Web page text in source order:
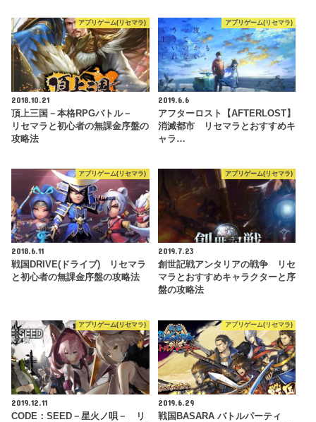
アプリゲーム(リセマラ)
2018.10.21
頂上三国－本格RPGバトル－
リセマラと初心者の無課金序盤の
攻略法
アプリゲーム(リセマラ)
2019.6.6
アフターロスト【AFTERLOST】
消滅都市 リセマラとおすすめキ
ャラ…
アプリゲーム(リセマラ)
2018.6.11
戦国DRIVE(ドライブ) リセマラ
と初心者の無課金序盤の攻略法
アプリゲーム(リセマラ)
2019.7.23
創世記戦アンタリアの戦争 リセ
マラとおすすめキャラクターと序
盤の攻略法
アプリゲーム(リセマラ)
2019.12.11
CODE：SEED－星火ノ唄－ リ
アプリゲーム(リセマラ)
2019.6.29
戦国BASARA バトルパーティ